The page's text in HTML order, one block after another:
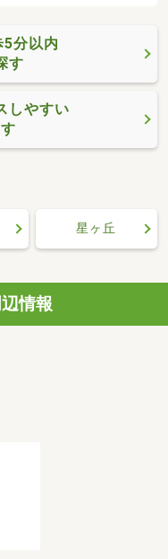
分以内
す
しやすい
星ヶ丘
情報